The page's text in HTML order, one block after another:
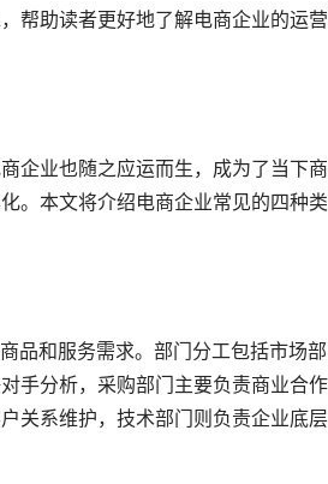
帮助读者更好地了解电商企业的运
企业也随之应运而生，成为了当下
。本文将介绍电商企业常见的四种
品和服务需求。部门分工包括市场部
手分析，采购部门主要负责商业合
关系维护，技术部门则负责企业底